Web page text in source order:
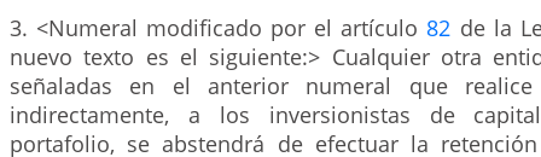
3. <Numeral modificado por el artículo 82 de la
nuevo texto es el siguiente:> Cualquier otra
señaladas en el anterior numeral que
indirectamente, a los inversionistas de
portafolio, se abstendrá de efectuar la